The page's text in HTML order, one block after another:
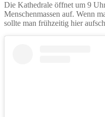
Die Kathedrale öffnet um 9
Menschenmassen auf. Wenn
sollte man frühzeitig hier